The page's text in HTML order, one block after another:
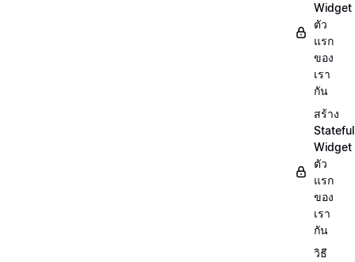
Widget
ตัว
แรก
ของ
เรา
กัน
สร้าง
Stateful
Widget
ตัว
แรก
ของ
เรา
กัน
วิธี